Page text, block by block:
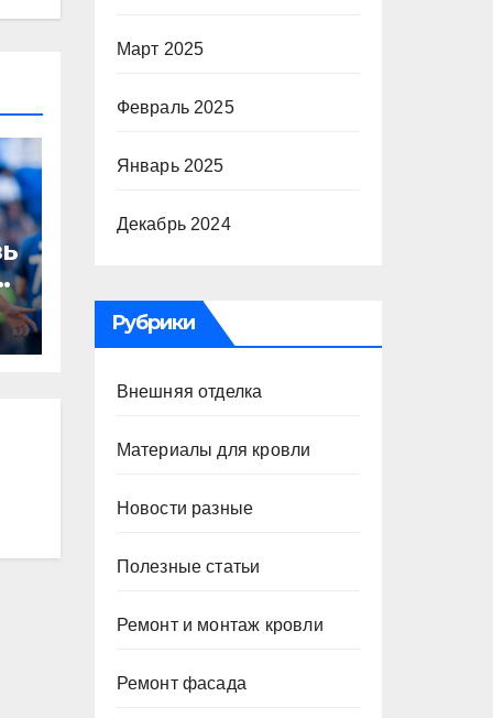
Март 2025
Февраль 2025
Январь 2025
Декабрь 2024
Рубрики
Внешняя отделка
Материалы для кровли
Новости разные
Полезные статьи
Ремонт и монтаж кровли
Ремонт фасада